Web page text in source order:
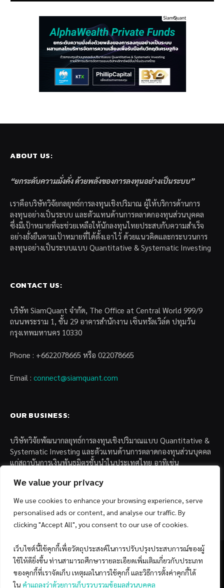
We value your privacy
We use cookies to enhance your browsing experience, serve
personalised ads or content, and analyse our traffic. By
clicking "Accept All", you consent to our use of cookies.
เว็บไซต์นี้ใช้คุกกี้เพื่อวัตถุประสงค์ในการปรับปรุงประสบการณ์ของผู้
ใช้ให้ดียิ่งขึ้น ท่านสามารถศึกษารายละเอียดเพิ่มเติมเกี่ยวกับประเภท
ของคุกกี้ที่เราจัดเก็บ เหตุผลในการใช้คุกกี้ และวิธีการตั้งค่าคุกกี้ได้
ใน คำแถลงว่าด้วยการเก็บรวบรวมข้อมูลส่วนบุคคล
ABOUT US:
“ยกระดับความมั่งคั่ง ด้วยพลังของการลงทุนอย่างเป็นระบบ”
เราคือบริษัทวิจัยกลยุทธ์การลงทุนเชิงปริมาณ ผู้ให้บริการด้านการ
ลงทุนอย่างเป็นระบบ และตัวแทนด้านการตลาดกองทุนส่วนบุคคล
ซึ่งมีเป้าหมายที่จะช่วยเหลือให้นักลงทุนไทยประสบกับความสำเร็จ
อย่างยั่งยืนตามเป้าหมายที่ได้ตั้งเอาไว้ ด้วยแนวคิดและกระบวนการ
ลงทุนอย่างเป็นระบบแบบ Quantitative & Systematic Investing
CONTACT US:
บริษัท SiamQuant จำกัด, The Office at Central World 999/9
ถนนพระราม 1, ชั้น 29 อาคารสำนักงาน เซ็นทรัลเวิล์ด ปทุมวัน
กรุงเทพมหานคร 10330
Phone : +6622078665 หรือ 022078665
Email : connect@siamquant.com
OUR BUSINESS:
บริษัทวิจัยพัฒนากลยุทธ์การลงทุนเชิงปริมาณแบบ Quantitative &
Systematic Investing และตัวแทนด้านการตลาดกองทุนส่วนบุคคล
แก่สถาบันการเงินพันธมิตรชั้นนำในประเทศไทย อาทิเช่น
– บล. กรุงไทย เอ็กซ์สปริง จำกัด
– บล. ฟิลลิป (ประเทศไทย) จำกัด (มหาชน)
Facebook YouTube